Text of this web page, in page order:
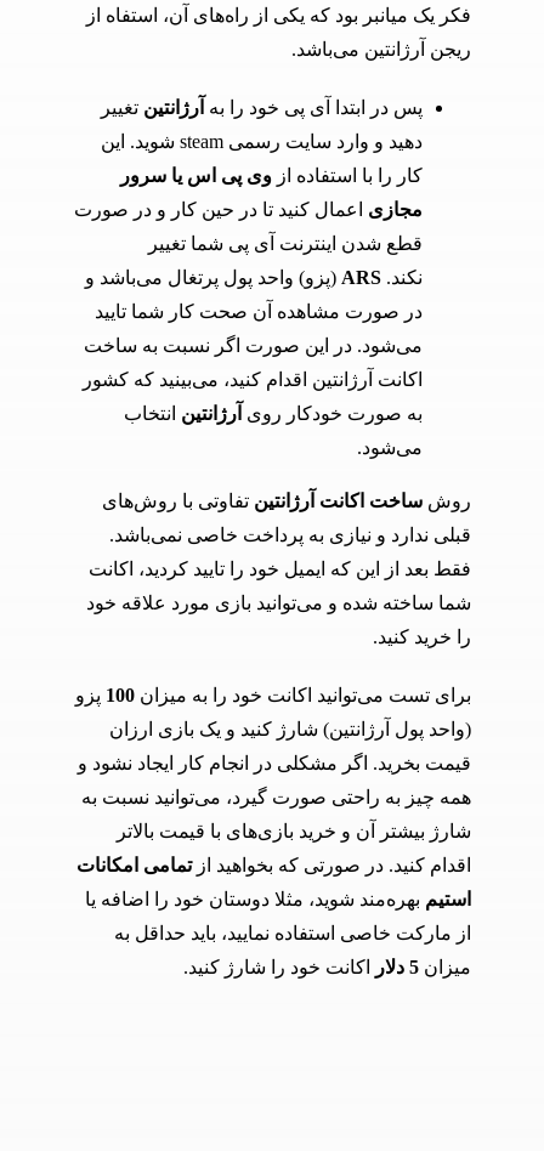
فکر یک میانبر بود که یکی از راه‌های آن، استفاه از
ریجن آرژانتین می‌باشد.
پس در ابتدا آی پی خود را به آرژانتین تغییر
دهید و وارد سایت رسمی steam شوید. این
کار را با استفاده از وی پی اس یا سرور
مجازی اعمال کنید تا در حین کار و در صورت
قطع شدن اینترنت آی پی شما تغییر
نکند. ARS (پزو) واحد پول پرتغال می‌باشد و
در صورت مشاهده آن صحت کار شما تایید
می‌شود. در این صورت اگر نسبت به ساخت
اکانت آرژانتین اقدام کنید، می‌بینید که کشور
به صورت خودکار روی آرژانتین انتخاب
می‌شود.
روش ساخت اکانت آرژانتین تفاوتی با روش‌های
قبلی ندارد و نیازی به پرداخت خاصی نمی‌باشد.
فقط بعد از این که ایمیل خود را تایید کردید، اکانت
شما ساخته شده و می‌توانید بازی مورد علاقه خود
را خرید کنید.
برای تست می‌توانید اکانت خود را به میزان 100 پزو
(واحد پول آرژانتین) شارژ کنید و یک بازی ارزان
قیمت بخرید. اگر مشکلی در انجام کار ایجاد نشود و
همه چیز به راحتی صورت گیرد، می‌توانید نسبت به
شارژ بیشتر آن و خرید بازی‌های با قیمت بالاتر
اقدام کنید. در صورتی که بخواهید ازتمامی امکانات
استیم بهره‌مند شوید، مثلا دوستان خود را اضافه یا
از مارکت خاصی استفاده نمایید، باید حداقل به
میزان 5 دلار اکانت خود را شارژ کنید.